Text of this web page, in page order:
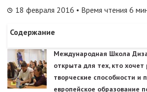
18 февраля 2016 • Время чтения 6
Содержание
Международная Школа
открыта для тех, кто хочет
творческие способности и
европейское образование